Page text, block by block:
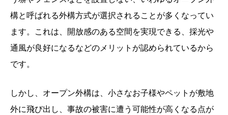
構と呼ばれる外構方式が選択されることが多くなってい
ます。これは、開放感のある空間を実現できる、採光や
通風が良好になるなどのメリットが認められているから
です。
しかし、オープン外構は、小さなお子様やペットが敷地
外に飛び出し、事故の被害に遭う可能性が高くなる点が